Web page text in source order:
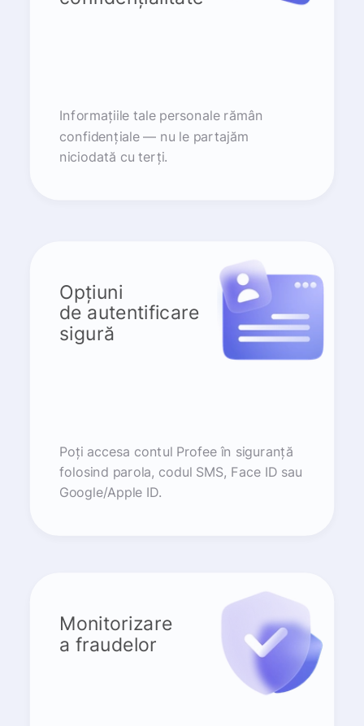
Informațiile tale personale rămân
confidențiale — nu le partajăm
niciodată cu terți.
Opțiuni
de autentificare
sigură
Poți accesa contul Profee în siguranță
folosind parola, codul SMS, Face ID sau
Google/Apple ID.
Monitorizare
a fraudelor